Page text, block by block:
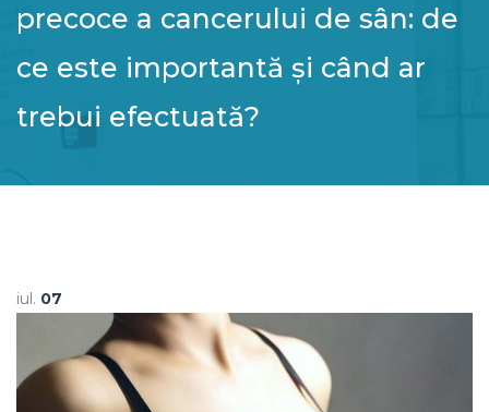
precoce a cancerului de sân: de
ce este importantă și când ar
trebui efectuată?
iul. 07